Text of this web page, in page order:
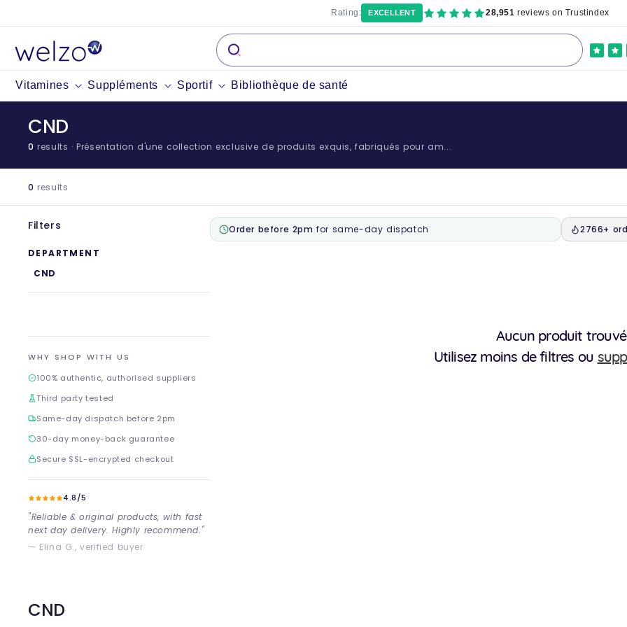
contenu
Vitamines Suppléments Sportif Bibliothèque de santé
Rating: EXCELLENT 28,951 reviews on Trustindex
CND
0 results · Présentation d'une collection exclusive de produits exquis, fabriqués pour am...
0 results
Filters
DEPARTMENT
CND
WHY SHOP WITH US
100% authentic, authorised suppliers
Third party tested
Same-day dispatch before 2pm
30-day money-back guarantee
Secure SSL-encrypted checkout
4.8/5
"Reliable & original products, with fast
next day delivery. Highly recommend."
— Elina G., verified buyer
Order before 2pm for same-day dispatch 2766+
Aucun produit trouvé
Utilisez moins de filtres ou
CND